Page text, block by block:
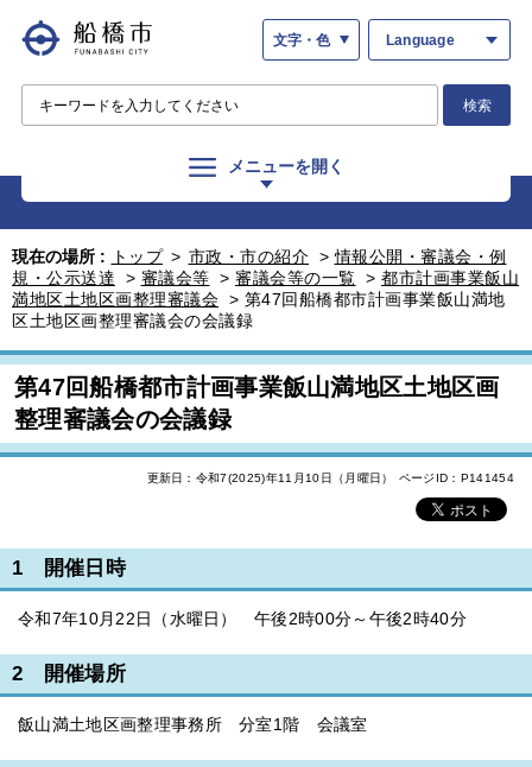
文字・色 Language
検索
メニューを開く
現在の場所 : トップ > 市政・市の紹介 >情報公開・審議会・例
規・公示送達
> 審議会等 > 審議会等の一覧 > 都市計画事業飯山
満地区土地区画整理審議会 > 第47回船橋都市計画事業飯山満地
区土地区画整理審議会の会議録
第47回船橋都市計画事業飯山満地区土地区画
整理審議会の会議録
更新日：令和7(2025)年11月10日（月曜日） ページID：P141454
1 開催日時
令和7年10月22日（水曜日） 午後2時00分～午後2時40分
2 開催場所
飯山満土地区画整理事務所 分室1階 会議室